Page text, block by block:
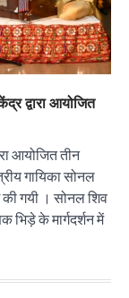
द्वारा आयोजित
आयोजित तीन
गायिका सोनल
की गयी । सोनल शिव
भिड़े के मार्गदर्शन में
ने पंजाब में सौर
के लिए पीएसपीसीएल
से की मुलाकात
भाजपा के
होगा ‘वर्षा ऋतु
का हरियाणा से